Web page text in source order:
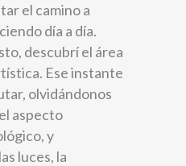
el camino a
día a día.
descubrí el área
Ese instante
olvidándonos
aspecto
y
luces, la